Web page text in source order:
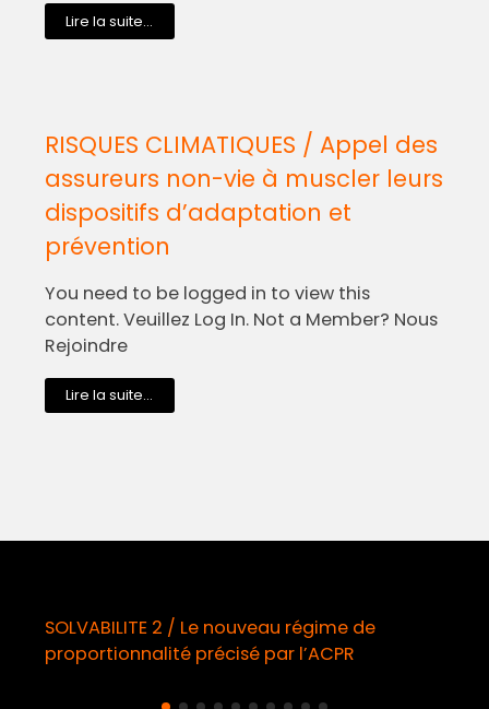
Lire la suite...
RISQUES CLIMATIQUES / Appel des
assureurs non-vie à muscler leurs
dispositifs d’adaptation et
prévention
You need to be logged in to view this
content. Veuillez Log In. Not a Member? Nous
Rejoindre
Lire la suite...
régime de
l’ACPR
Démarchage téléphonique
obligatoire à compter du 11